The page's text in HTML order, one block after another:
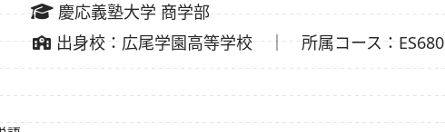
慶応義塾大学 商学部
出身校：広尾学園高等学校 ｜ 所属コース：ES680